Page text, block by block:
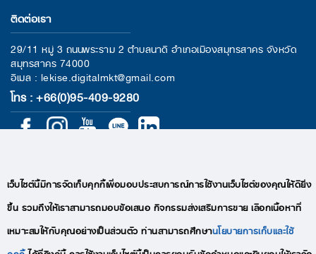
ติดต่อเรา
29/11 หมู่ 3 ถนนพระราม 2 ตำบลนาดี อำเภอเมืองสมุทรสาคร จังหวัด
สมุทรสาคร 74000
อีเมล : lekise.digitalmkt@gmail.com
โทร : +66(0)95-409-9280
COPYRIGHTS © 2020 LEKISE, ALL RIGHTS RESERVED
เว็บไซต์นี้มีการจัดเก็บคุกกี้เพื่อมอบประสบการณ์การใช้งานเว็บไซต์ของคุณให้ดียิ่ง
ขึ้น รวมถึงให้เราสามารถมอบข้อเสนอ กิจกรรมส่งเสริมการขาย เลือกเนื้อหาที่
เหมาะสมให้กับคุณอย่างเป็นส่วนตัว ท่านสามารถศึกษานโยบายการเก็บและใช้